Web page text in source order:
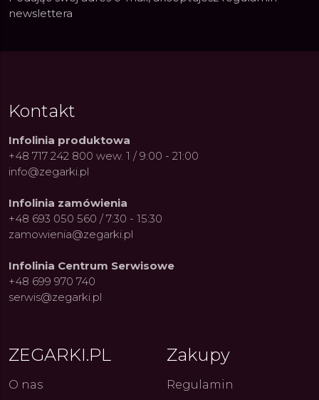
i Dostępny Luksus z
kolarskich pasji do ikonicznych
kolekcji zegarków
newslettera
Kontakt
Infolinia produktowa
+48 717 242 800 wew. 1 / 9:00 - 21:00
info@zegarki.pl
Infolinia zamówienia
+48 693 050 560 / 7:30 - 15:30
zamowienia@zegarki.pl
Infolinia Centrum Serwisowe
+48 699 970 740
serwis@zegarki.pl
ZEGARKI.PL
O nas
Zakupy
Regulamin